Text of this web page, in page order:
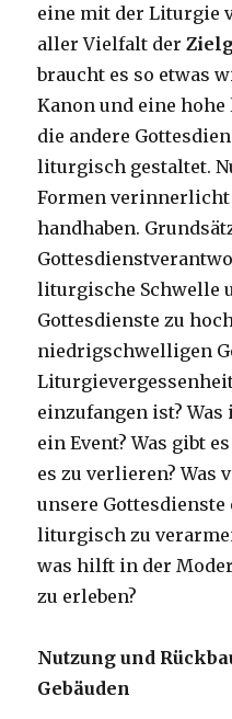
eine mit der Liturgie
aller Vielfalt der
braucht es so etwas
Kanon und eine
die andere
liturgisch gestaltet.
Formen
handhaben.
liturgische Schwelle
Gottesdienste zu
niedrigschwelligen
einzufangen ist? Was
ein Event? Was gibt
es zu verlieren? Was
unsere
liturgisch zu
was hilft in der
zu erleben?
Nutzung und
Gebäuden